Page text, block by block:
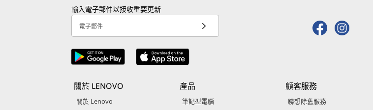
輸入電子郵件以接收重要更新
電子郵件
關於 LENOVO
關於 Lenovo
產品
筆記型電腦
顧客服務
聯想除舊服務